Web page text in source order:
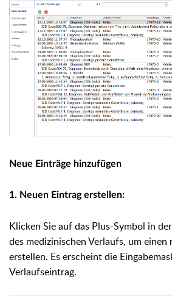
Neue Einträge hinzufügen
1. Neuen Eintrag erstellen:
Klicken Sie auf das Plus-Symbol in
des medizinischen Verlaufs, um einen
erstellen. Es erscheint die
Verlaufseintrag.